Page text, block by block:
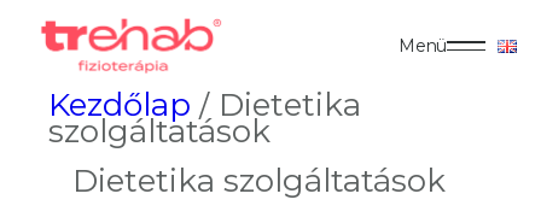
Menü
Kezdőlap / Dietetika
szolgáltatások
Dietetika szolgáltatások